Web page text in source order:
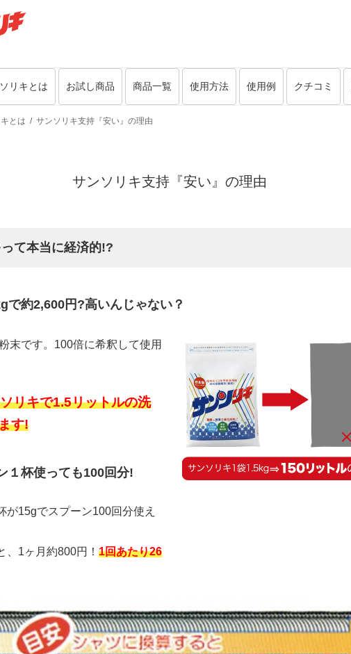
リキとは お試し商品 商品一覧 使用方法 使用例 クチコミ
とは サンソリキ支持『安い』の理由
サンソリキ支持『安い』の理由
て本当に経済的!?
で約2,600円?高いんじゃない？
末です。100倍に希釈して使用
リキで1.5リットルの洗
す!
１杯使っても100回分!
が15gでスプーン100回分使え
、1ヶ月約800円！ 1回あたり26